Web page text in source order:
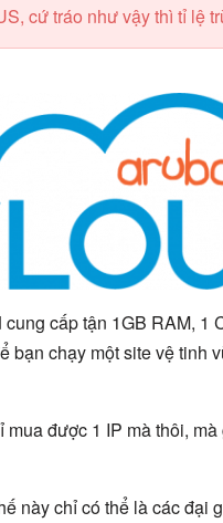
cứ tráo như vậy thì tỉ lệ
cung cấp tận 1GB RAM, 1
bạn chạy một site vệ tinh
được 1 IP mà thôi,
này chỉ có thể là các đại